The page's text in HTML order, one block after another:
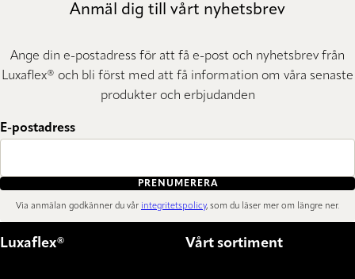
Anmäl dig till vårt nyhetsbrev
Ange din e-postadress för att få e-post och nyhetsbrev från
Luxaflex® och bli först med att få information om våra senaste
produkter och erbjudanden
E-postadress
PRENUMERERA
Via anmälan godkänner du vår integritetspolicy, som du läser mer om längre ner.
Luxaflex® Vårt sortiment